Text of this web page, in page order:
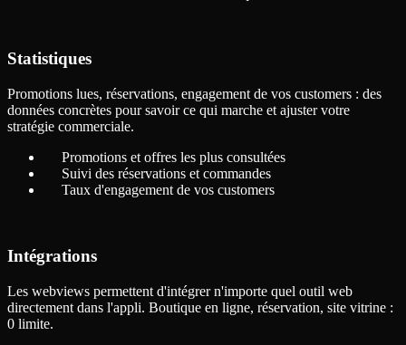
Statistiques
Promotions lues, réservations, engagement de vos customers : des
données concrètes pour savoir ce qui marche et ajuster votre
stratégie commerciale.
Promotions et offres les plus consultées
Suivi des réservations et commandes
Taux d'engagement de vos customers
Intégrations
Les webviews permettent d'intégrer n'importe quel outil web
directement dans l'appli. Boutique en ligne, réservation, site vitrine :
0 limite.